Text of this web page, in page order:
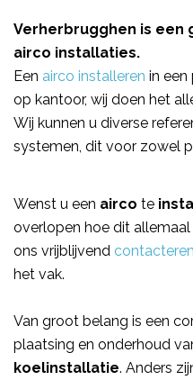
Verherbrugghen is
airco installaties.
Een airco installeren in een
op kantoor, wij doen het
Wij kunnen u diverse
systemen, dit voor zowel
Wenst u een airco te
overlopen hoe dit allemaal
ons vrijblijvend contacteren
het vak.
Van groot belang is een
plaatsing en onderhoud
koelinstallatie. Anders